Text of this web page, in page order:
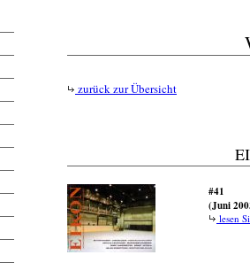
zurück zur Übersicht
#41
(Juni
lesen